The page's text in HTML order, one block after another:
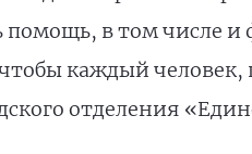
помощь, в том числе и
каждый
отделения